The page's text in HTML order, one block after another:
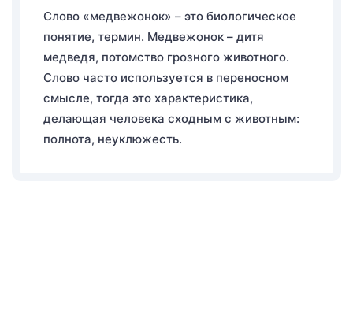
Слово «медвежонок» – это биологическое
понятие, термин. Медвежонок – дитя
медведя, потомство грозного животного.
Слово часто используется в переносном
смысле, тогда это характеристика,
делающая человека сходным с животным:
полнота, неуклюжесть.